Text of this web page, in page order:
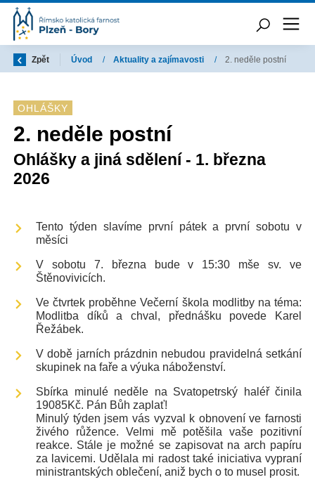
Zpět Úvod / Aktuality a zajímavosti / 2. neděle postní
OHLÁŠKY
2. neděle postní
Ohlášky a jiná sdělení - 1. března
2026
Tento týden slavíme první pátek a první sobotu v
měsíci
V sobotu 7. března bude v 15:30 mše sv. ve
Štěnovivicích.
Ve čtvrtek proběhne Večerní škola modlitby na téma:
Modlitba díků a chval, přednášku povede Karel
Řežábek.
V době jarních prázdnin nebudou pravidelná setkání
skupinek na faře a výuka náboženství.
Sbírka minulé neděle na Svatopetrský haléř činila
19085Kč. Pán Bůh zaplať!
Minulý týden jsem vás vyzval k obnovení ve farnosti
živého růžence. Velmi mě potěšila vaše pozitivní
reakce. Stále je možné se zapisovat na arch papíru
za lavicemi. Udělala mi radost také iniciativa vypraní
ministrantských oblečení, aniž bych o to musel prosit.